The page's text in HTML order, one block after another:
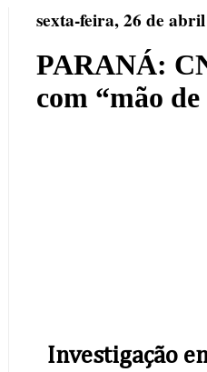
sexta-feira, 26 de
PARANÁ:
com “mão
Investigação